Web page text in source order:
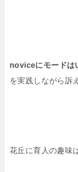
noviceにモードは
を実践しながら訴
花丘に育人の趣味